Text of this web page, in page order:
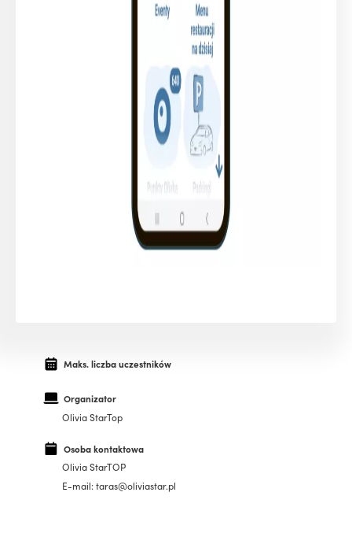
Maks. liczba uczestników
Organizator
Olivia StarTop
Osoba kontaktowa
Olivia StarTOP
E-mail: taras@oliviastar.pl